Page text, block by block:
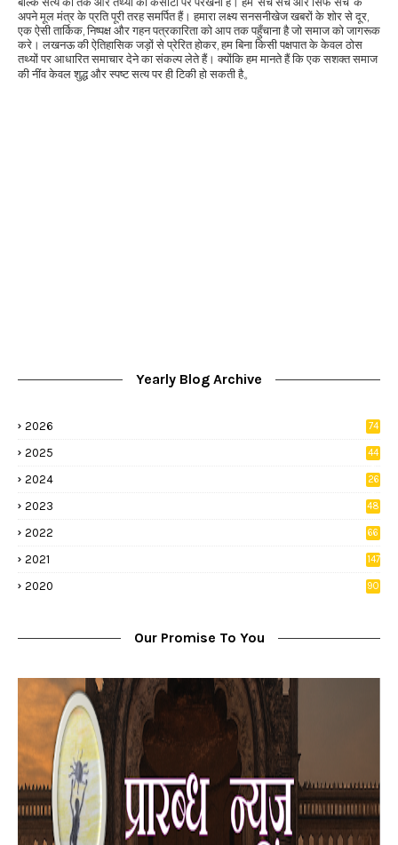
अपने मूल मंत्र के प्रति पूरी तरह समर्पित हैं। हमारा लक्ष्य सनसनीखेज खबरों के शोर से दूर,
एक ऐसी तार्किक, निष्पक्ष और गहन पत्रकारिता को आप तक पहुँचाना है जो समाज को जागरूक
करे। लखनऊ की ऐतिहासिक जड़ों से प्रेरित होकर, हम बिना किसी पक्षपात के केवल ठोस
तथ्यों पर आधारित समाचार देने का संकल्प लेते हैं। क्योंकि हम मानते हैं कि एक सशक्त समाज
की नींव केवल शुद्ध और स्पष्ट सत्य पर ही टिकी हो सकती है。
Yearly Blog Archive
2026
74
2025
44
2024
26
2023 48
2022
66
2021
147
2020
90
Our Promise To You